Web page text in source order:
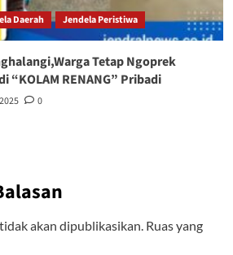
Daerah Jendela Peristiwa
Tetap Ngoprek
“KOLAM RENANG” Pribadi
0
akan dipublikasikan. Ruas yang